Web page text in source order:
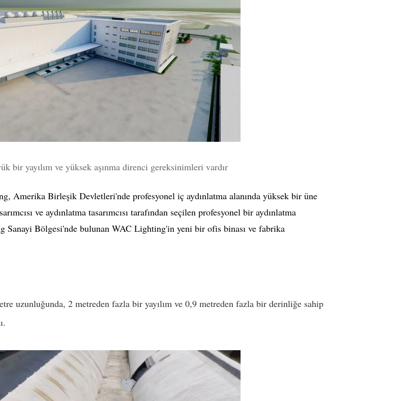
bir yayılım ve yüksek aşınma direnci gereksinimleri vardır
Amerika Birleşik Devletleri'nde profesyonel iç aydınlatma alanında yüksek bir üne
ve aydınlatma tasarımcısı tarafından seçilen profesyonel bir aydınlatma
Sanayi Bölgesi'nde bulunan WAC Lighting'in yeni bir ofis binası ve fabrika
uzunluğunda, 2 metreden fazla bir yayılım ve 0,9 metreden fazla bir derinliğe sahip